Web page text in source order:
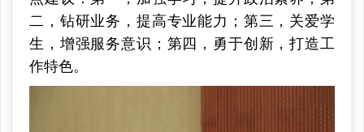
二，钻研业务，提高专业能力；第三，关爱学
生，增强服务意识；第四，勇于创新，打造工
作特色。